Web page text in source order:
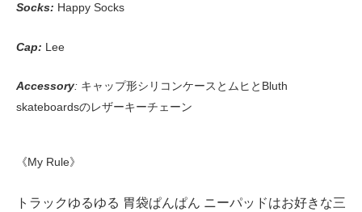
Socks: Happy Socks
Cap: Lee
Accessory: キャップ形シリコンケースとムヒとBluth
skateboardsのレザーキーチェーン
《My Rule》
トラックゆるゆる 胃袋ぱんぱん ニーパッドはお好きな三